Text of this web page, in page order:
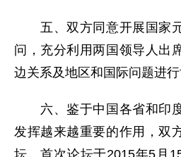
五、双方同意开展国家
问，充分利用两国领导人出
边关系及地区和国际问题进行
六、鉴于中国各省和印
发挥越来越重要的作用，双
坛。首次论坛于2015年5月